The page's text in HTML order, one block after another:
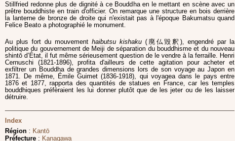
Stillfried redonne plus de dignité à ce Bouddha en le mettant en scène avec un
prêtre bouddhiste en train d'officier. On remarque une structure en bois derrière
la lanterne de bronze de droite qui n'existait pas à l'époque Bakumatsu quand
Felice Beato a photographié le monument.
Au plus fort du mouvement haibutsu kishaku (廃仏毀釈), engendré par la
politique du gouvernement de Meiji de séparation du bouddhisme et du nouveau
shintō d’État, il fut même sérieusement question de le vendre à la ferraille. Henri
Cernuschi (1821-1896), profita d'ailleurs de cette agitation pour acheter et
exfiltrer un Bouddha de grandes dimensions lors de son voyage au Japon en
1871. De même, Émile Guimet (1836-1918), qui voyagea dans le pays entre
1876 et 1877, rapporta des quantités de statues en France, car les temples
bouddhiques préfèraient les lui donner plutôt que de les jeter ou de les laisser
détruire.
Index
Région : Kantō
Préfecture : Kanagawa